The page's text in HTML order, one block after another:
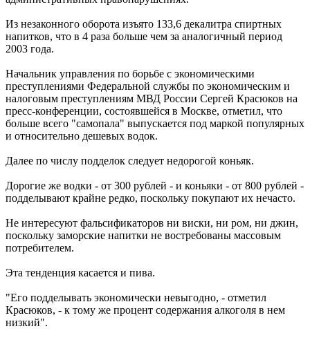
Из незаконного оборота изъято 133,6 декалитра спиртных
напитков, что в 4 раза больше чем за аналогичный период
2003 года.
Начальник управления по борьбе с экономическими
преступлениями Федеральной службы по экономическим и
налоговым преступлениям МВД России Сергей Красюков на
пресс-конференции, состоявшейся в Москве, отметил, что
больше всего "самопала" выпускается под маркой популярных
и относительно дешевых водок.
Далее по числу подделок следует недорогой коньяк.
Дорогие же водки - от 300 рублей - и коньяки - от 800 рублей -
подделывают крайне редко, поскольку покупают их нечасто.
Не интересуют фальсификаторов ни виски, ни ром, ни джин,
поскольку заморские напитки не востребованы массовым
потребителем.
Эта тенденция касается и пива.
"Его подделывать экономически невыгодно, - отметил
Красюков, - к тому же процент содержания алкоголя в нем
низкий".